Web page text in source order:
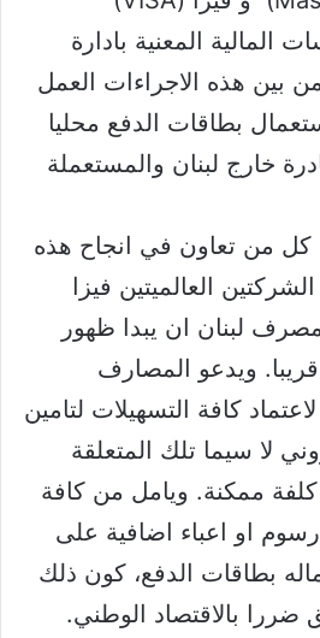
المعنية بادارة
بين هذه الاجراءات العمل
بطاقات الدفع محليا
خارج لبنان والمستعملة
من تعاون في انجاح هذه
العالميتين فيزا
لبنان ان يبدا ظهور
قريبا. ويدعو المصارف
كافة التسهيلات لتامين
لا سيما تلك المتعلقة
كلفة ممكنة. ويامل من كافة
او اعباء اضافية على
بطاقات الدفع، كون ذلك
ضررا بالاقتصاد الوطني.